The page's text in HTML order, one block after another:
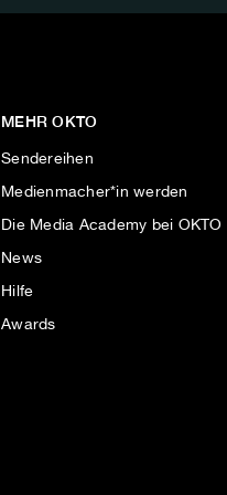
MEHR OKTO
Sendereihen
Medienmacher*in werden
Die Media Academy bei OKTO
News
Hilfe
Awards